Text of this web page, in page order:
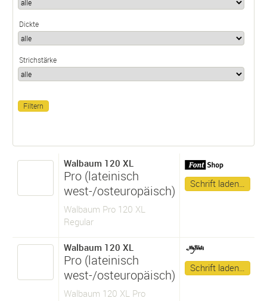
Dickte
Strichstärke
Walbaum 120 XL
Pro (lateinisch
west-/osteuropäisch)
Walbaum Pro 120 XL
Regular
Schrift laden…
Walbaum 120 XL
Pro (lateinisch
west-/osteuropäisch)
Walbaum 120 XL Pro
Schrift laden…